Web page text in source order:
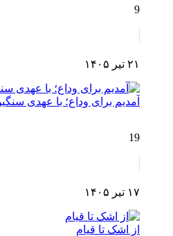
9
۲۱ تیر ۱۴۰۵
آمدیم برای وداع؛ با عهدی
19
۱۷ تیر ۱۴۰۵
از اشک تا قیام